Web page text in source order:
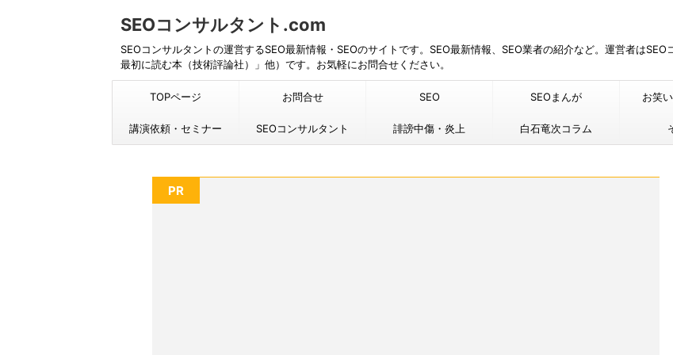
SEOコンサルタント.com
SEOコンサルタントの運営するSEO最新情報・SEOのサイトです。SEO最新情報、SEO業者の紹介など。運営者は
最初に読む本（技術評論社）」他）です。お気軽にお問合せください。
TOPページ お問合せ SEO SEOまんが お笑
講演依頼・セミナー SEOコンサルタント 誹謗中傷・炎上 白石竜次コラム
PR